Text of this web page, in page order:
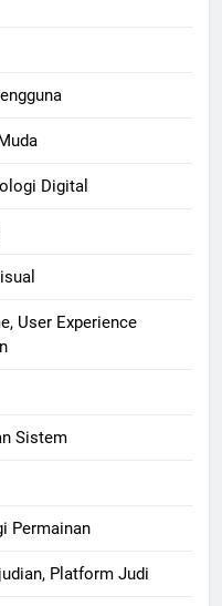
Digital
User Experience
Sistem
Permainan
Platform Judi